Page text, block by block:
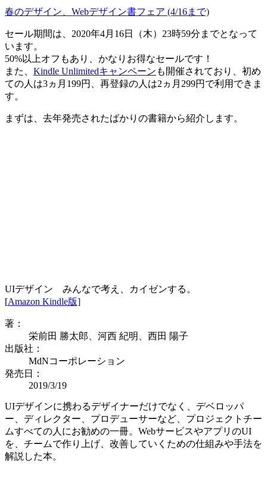
春のデザイン、Webデザイン書フェア (4/16まで)
セール期間は、2020年4月16日（木）23時59分までとなって
います。
50%以上オフもあり、かなりお得なセールです！
また、 Kindle Unlimitedキャンペーン も開催されており、初め
ての人は3ヵ月199円、再登録の人は2ヵ月299円で利用できま
す。
まずは、去年発売されたばかりの書籍から紹介します。
UIデザイン みんなで考え、カイゼンする。
[Amazon Kindle版]
著：
栄前田 勝太郎、河西 紀明、西田 陽子
出版社：
MdNコーポレーション
発売日：
2019/3/19
UIデザインに携わるデザイナーだけでなく、デベロッパ
ー、ディレクター、プロデューサーなど、プロジェクトチー
ムすべての人にお勧めの一冊。WebサービスやアプリのUI
を、チームで作り上げ、改善していくための仕組みや手法を
解説した本。